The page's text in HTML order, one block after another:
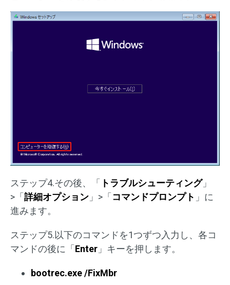
ステップ4.その後、「 トラブルシューティング」
>「 詳細オプション 」>「 コマンドプロンプト 」に
進みます。
ステップ5.以下のコマンドを1つずつ入力し、各コ
マンドの後に「 Enter 」キーを押します。
bootrec.exe /FixMbr